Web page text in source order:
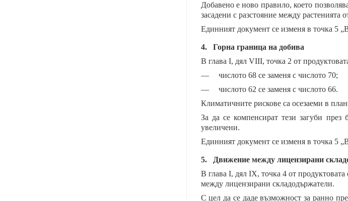
Добавено е ново правило, което
засадени с разстояние между растенията
Единният документ се изменя в точка 5
4. Горна граница на добива
В глава I, дял VIII, точка 2 от
—
числото 68 се заменя с числото 70;
—
числото 62 се заменя с числото 66.
Климатичните рискове са осезаеми в
За да се компенсират тези загуби
увеличени.
Единният документ се изменя в точка 5
5.
Движение между лицензирани
В глава I, дял IX, точка 4 от
между лицензирани складодържатели.
С цел да се даде възможност за ранно